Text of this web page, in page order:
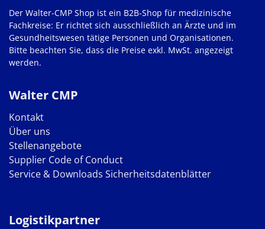
Walter CMP
Kontakt
Über uns
Stellenangebote
Supplier Code of Conduct
Service & Downloads Sicherheitsdatenblätter
Der Walter-CMP Shop ist ein B2B-Shop für medizinische
Fachkreise: Er richtet sich ausschließlich an Ärzte und im
Gesundheitswesen tätige Personen und Organisationen.
Bitte beachten Sie, dass die Preise exkl. MwSt. angezeigt
werden.
Logistikpartner